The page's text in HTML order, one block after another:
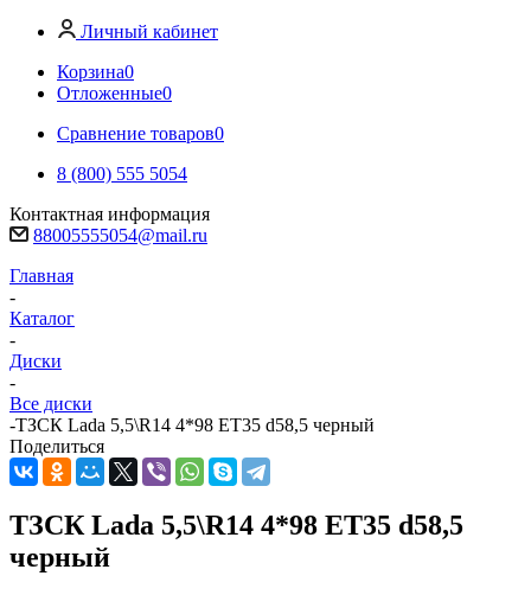
Личный кабинет
Корзина0
Отложенные0
Сравнение товаров0
8 (800) 555 5054
Контактная информация
88005555054@mail.ru
Главная
-
Каталог
-
Диски
-
Все диски
-ТЗСК Lada 5,5\R14 4*98 ET35 d58,5 черный
Поделиться
ТЗСК Lada 5,5\R14 4*98 ET35 d58,5
черный